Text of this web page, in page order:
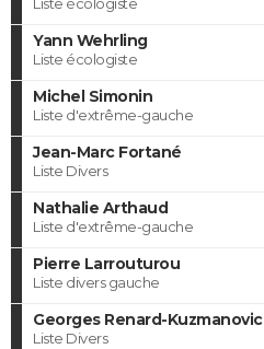
Yann Wehrling
Liste écologiste
Michel Simonin
Liste d'extrême-gauche
Jean-Marc Fortané
Liste Divers
Nathalie Arthaud
Liste d'extrême-gauche
Pierre Larrouturou
Liste divers gauche
Georges Renard-Kuzmanovic
Liste Divers